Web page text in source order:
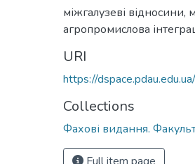
міжгалузеві відносини,
агропромислова
URI
https://
Collections
Фахові видання.